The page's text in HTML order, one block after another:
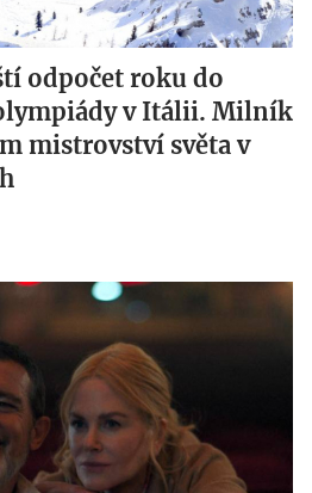
odpočet roku do
v Itálii. Milník
mistrovství světa v